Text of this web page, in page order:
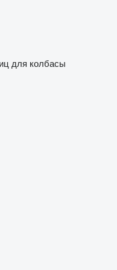
для колбасы